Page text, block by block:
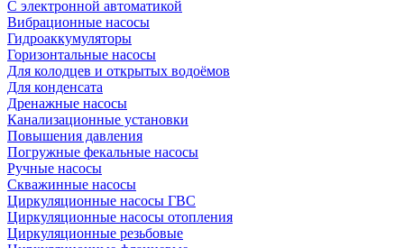
С электронной автоматикой
Вибрационные насосы
Гидроаккумуляторы
Горизонтальные насосы
Для колодцев и открытых водоёмов
Для конденсата
Дренажные насосы
Канализационные установки
Повышения давления
Погружные фекальные насосы
Ручные насосы
Скважинные насосы
Циркуляционные насосы ГВС
Циркуляционные насосы отопления
Циркуляционные резьбовые